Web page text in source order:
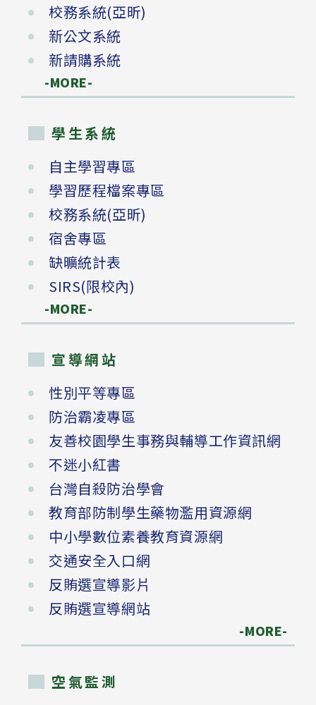
校務系統(亞昕)
新公文系統
新請購系統
-MORE-
學生系統
自主學習專區
學習歷程檔案專區
校務系統(亞昕)
宿舍專區
缺曠統計表
SIRS(限校內)
-MORE-
宣導網站
性別平等專區
防治霸凌專區
友善校園學生事務與輔導工作資訊網
不迷小紅書
台灣自殺防治學會
教育部防制學生藥物濫用資源網
中小學數位素養教育資源網
交通安全入口網
反賄選宣導影片
反賄選宣導網站
-MORE-
空氣監測